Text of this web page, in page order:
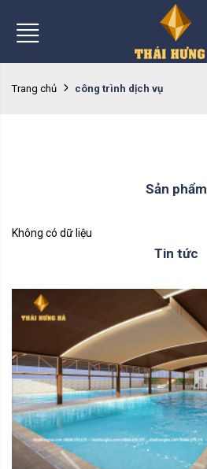
Trang chủ công trình dịch vụ
Sản phẩm
Không có dữ liệu
Tin tức